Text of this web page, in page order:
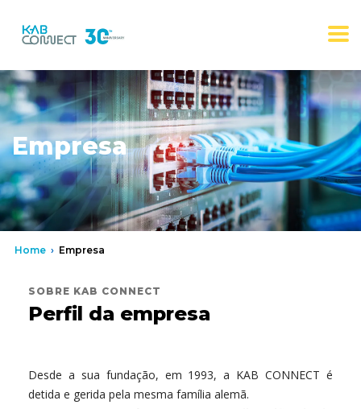
Empresa
Home › Empresa
SOBRE KAB CONNECT
Perfil da empresa
Desde a sua fundação, em 1993, a KAB CONNECT é
detida e gerida pela mesma família alemã.